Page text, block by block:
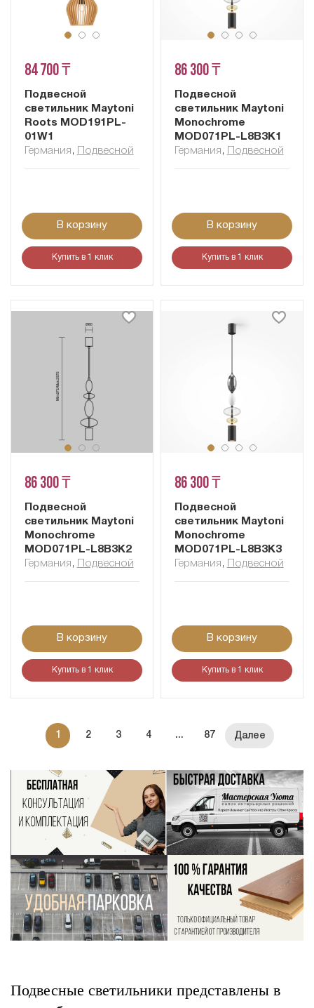
84 700 ₸
Подвесной
светильник Maytoni
Roots MOD191PL-
01W1
Германия , Подвесной
В корзину
Купить в 1 клик
86 300 ₸
Подвесной
светильник Maytoni
Monochrome
MOD071PL-L8B3K1
Германия , Подвесной
В корзину
Купить в 1 клик
86 300 ₸
Подвесной
светильник Maytoni
Monochrome
MOD071PL-L8B3K2
Германия , Подвесной
В корзину
Купить в 1 клик
86 300 ₸
Подвесной
светильник Maytoni
Monochrome
MOD071PL-L8B3K3
Германия , Подвесной
В корзину
Купить в 1 клик
1 2 3 4 ... 87
Подвесные светильники представлены в